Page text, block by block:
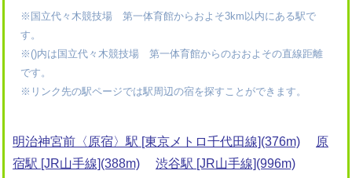
※国立代々木競技場 第一体育館からおよそ3km以内にある駅で
す。
※()内は国立代々木競技場 第一体育館からのおおよその直線距離
です。
※リンク先の駅ページでは駅周辺の宿を探すことができます。
明治神宮前〈原宿〉駅 [東京メトロ千代田線](376m)
原
宿駅 [JR山手線](388m)
渋谷駅 [JR山手線](996m)